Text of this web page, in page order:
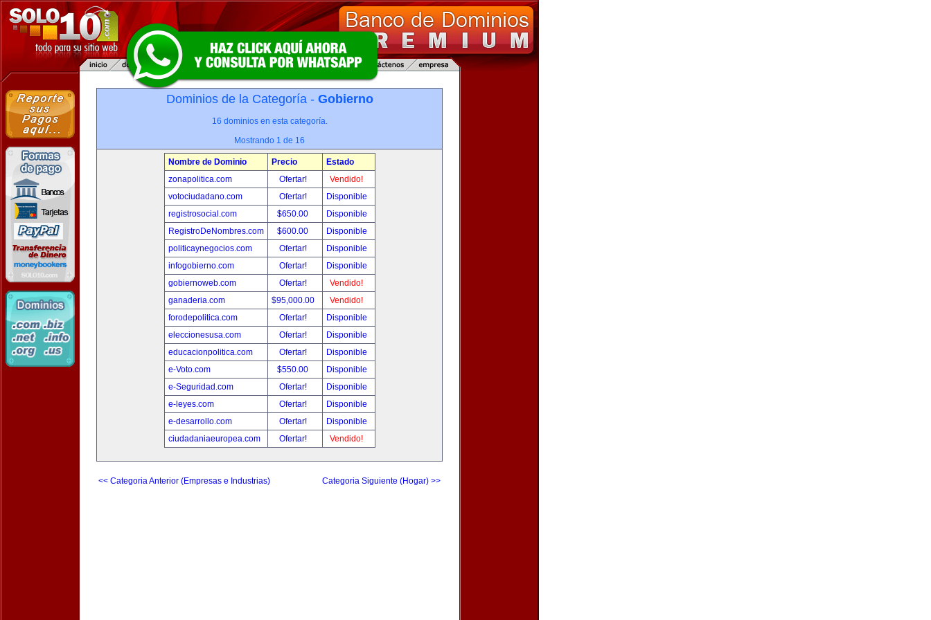
Dominios de la Categoría - Gobierno
16 dominios en esta categoría.
Mostrando 1 de 16
Nombre de Dominio Precio
Estado
zonapolitica.com
Ofertar!
Vendido!
votociudadano.com
Ofertar!
Disponible
registrosocial.com
$650.00
Disponible
RegistroDeNombres.com
$600.00
Disponible
politicaynegocios.com
Ofertar!
Disponible
infogobierno.com
Ofertar!
Disponible
gobiernoweb.com
Ofertar!
Vendido!
ganaderia.com
$95,000.00
Vendido!
forodepolitica.com
Ofertar!
Disponible
eleccionesusa.com
Ofertar!
Disponible
educacionpolitica.com
Ofertar!
Disponible
e-Voto.com
$550.00
Disponible
e-Seguridad.com
Ofertar!
Disponible
e-leyes.com
Ofertar!
Disponible
e-desarrollo.com
Ofertar!
Disponible
ciudadaniaeuropea.com
Ofertar! Vendido!
<< Categoria Anterior (Empresas e Industrias) Categoria Siguiente (Hogar) >>